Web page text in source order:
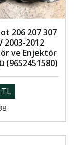
206 207 307
2003-2012
ve Enjektör
(9652451580)